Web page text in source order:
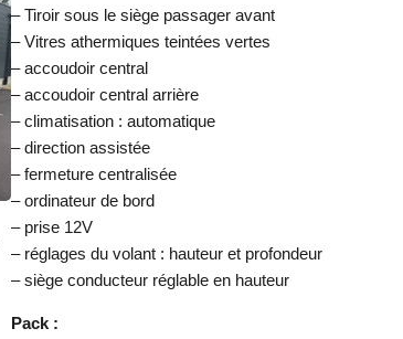
– Tiroir sous le siège passager avant
– Vitres athermiques teintées vertes
– accoudoir central
– accoudoir central arrière
– climatisation : automatique
– direction assistée
– fermeture centralisée
– ordinateur de bord
– prise 12V
– réglages du volant : hauteur et profondeur
– siège conducteur réglable en hauteur
Pack :